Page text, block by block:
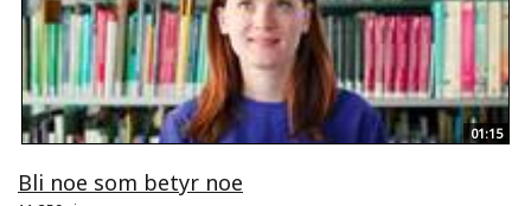
01:15
Bli noe som betyr noe